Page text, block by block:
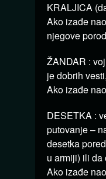
KRALJICA
Ako izađe
njegove
ŽANDAR :
je dobrih
Ako izađe
DESETKA :
putovanje –
desetka
u armiji) ili da
Ako izađe